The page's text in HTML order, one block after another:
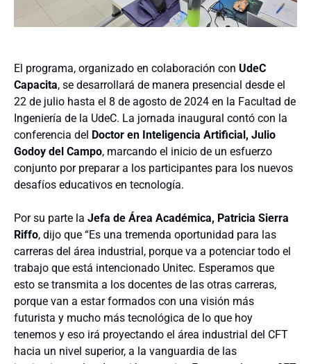
El programa, organizado en colaboración con UdeC
Capacita, se desarrollará de manera presencial desde el
22 de julio hasta el 8 de agosto de 2024 en la Facultad de
Ingeniería de la UdeC. La jornada inaugural contó con la
conferencia del Doctor en Inteligencia Artificial, Julio
Godoy del Campo, marcando el inicio de un esfuerzo
conjunto por preparar a los participantes para los nuevos
desafíos educativos en tecnología.
Por su parte la Jefa de Área Académica, Patricia Sierra
Riffo, dijo que “Es una tremenda oportunidad para las
carreras del área industrial, porque va a potenciar todo el
trabajo que está intencionado Unitec. Esperamos que
esto se transmita a los docentes de las otras carreras,
porque van a estar formados con una visión más
futurista y mucho más tecnológica de lo que hoy
tenemos y eso irá proyectando el área industrial del CFT
hacia un nivel superior, a la vanguardia de las